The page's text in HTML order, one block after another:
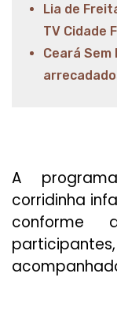
Lia de
TV Cidade
Ceará
A
corridinha
conforme